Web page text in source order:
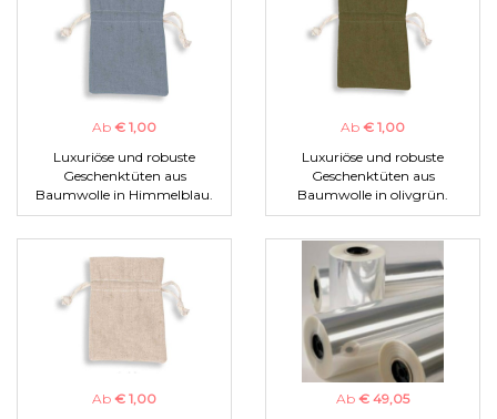
Ab € 1,00
Luxuriöse und robuste
Geschenktüten aus
Baumwolle in Himmelblau.
Ab € 1,00
Luxuriöse und robuste
Geschenktüten aus
Baumwolle in olivgrün.
Ab € 1,00
Ab € 49,05